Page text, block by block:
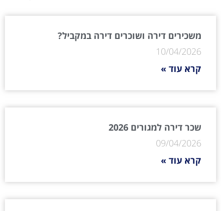
משכירים דירה ושוכרים דירה במקביל?
10/04/2026
קרא עוד »
שכר דירה למגורים 2026
09/04/2026
קרא עוד »